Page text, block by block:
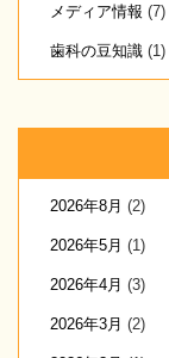
メディア情報 (7)
歯科の豆知識 (1)
2026年8月 (2)
2026年5月 (1)
2026年4月 (3)
2026年3月 (2)